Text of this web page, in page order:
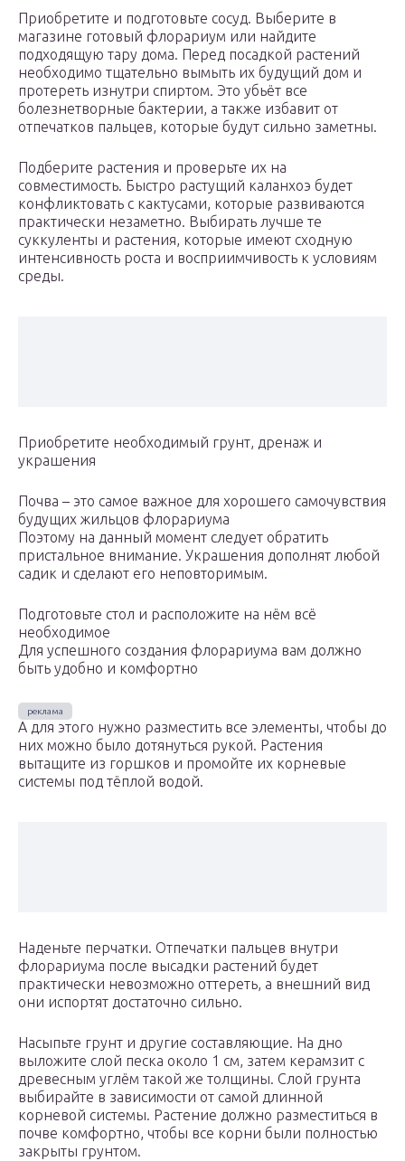
Приобретите и подготовьте сосуд. Выберите в
магазине готовый флорариум или найдите
подходящую тару дома. Перед посадкой растений
необходимо тщательно вымыть их будущий дом и
протереть изнутри спиртом. Это убьёт все
болезнетворные бактерии, а также избавит от
отпечатков пальцев, которые будут сильно заметны.
Подберите растения и проверьте их на
совместимость. Быстро растущий каланхоэ будет
конфликтовать с кактусами, которые развиваются
практически незаметно. Выбирать лучше те
суккуленты и растения, которые имеют сходную
интенсивность роста и восприимчивость к условиям
среды.
Приобретите необходимый грунт, дренаж и
украшения
Почва – это самое важное для хорошего самочувствия
будущих жильцов флорариума
Поэтому на данный момент следует обратить
пристальное внимание. Украшения дополнят любой
садик и сделают его неповторимым.
Подготовьте стол и расположите на нём всё
необходимое
Для успешного создания флорариума вам должно
быть удобно и комфортно
А для этого нужно разместить все элементы, чтобы до
них можно было дотянуться рукой. Растения
вытащите из горшков и промойте их корневые
системы под тёплой водой.
Наденьте перчатки. Отпечатки пальцев внутри
флорариума после высадки растений будет
практически невозможно оттереть, а внешний вид
они испортят достаточно сильно.
Насыпьте грунт и другие составляющие. На дно
выложите слой песка около 1 см, затем керамзит с
древесным углём такой же толщины. Слой грунта
выбирайте в зависимости от самой длинной
корневой системы. Растение должно разместиться в
почве комфортно, чтобы все корни были полностью
закрыты грунтом.